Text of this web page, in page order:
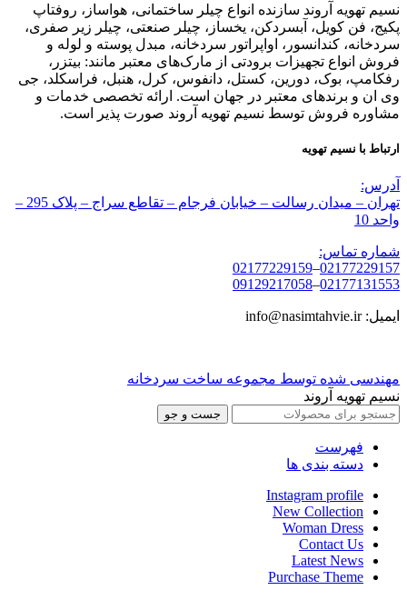
نسیم تهویه آروند سازنده انواع چیلر ساختمانی، هواساز، روفتاپ
پکیج، فن کویل، آبسردکن، یخساز، چیلر صنعتی، چیلر زیر صفری،
سردخانه، کندانسور، اواپراتور سردخانه، مبدل پوسته و لوله و
فروش انواع تجهیزات برودتی از مارک‌های معتبر مانند: بیتزر،
رفکامپ، بوک، دورین، کستل، دانفوس، کرل، هنبل، فراسکلد، جی
وی ان و برندهای معتبر در جهان است. ارائه تخصصی خدمات و
مشاوره فروش توسط نسیم تهویه آروند صورت پذیر است.
ارتباط با نسیم تهویه
آدرس:
تهران – میدان رسالت – خیابان فرجام – تقاطع سراج – پلاک 295 –
واحد 10
شماره تماس:
02177229157
–
02177229159
02177131553
–
09129217058
ایمیل: info@nasimtahvie.ir
مهندسی شده توسط مجموعه ساخت سردخانه
نسیم تهویه آروند
جست و جو
فهرست
دسته بندی ها
Instagram profile
New Collection
Woman Dress
Contact Us
Latest News
Purchase Theme